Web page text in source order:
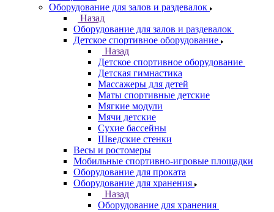
Оборудование для залов и раздевалок
Назад
Оборудование для залов и раздевалок
Детское спортивное оборудование
Назад
Детское спортивное оборудование
Детская гимнастика
Массажеры для детей
Маты спортивные детские
Мягкие модули
Мячи детские
Сухие бассейны
Шведские стенки
Весы и ростомеры
Мобильные спортивно-игровые площадки
Оборудование для проката
Оборудование для хранения
Назад
Оборудование для хранения